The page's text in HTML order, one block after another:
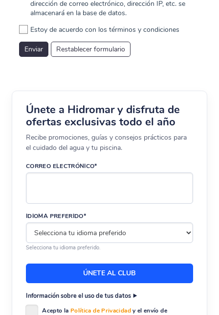
dirección de correo electrónico, dirección IP, etc. se
almacenará en la base de datos.
Estoy de acuerdo con los términos y condiciones
Enviar Restablecer formulario
Únete a Hidromar y disfruta de
ofertas exclusivas todo el año
Recibe promociones, guías y consejos prácticos para
el cuidado del agua y tu piscina.
CORREO ELECTRÓNICO*
IDIOMA PREFERIDO*
Selecciona tu idioma preferido.
Información sobre el uso de tus datos
Acepto la Política de Privacidady el envío de